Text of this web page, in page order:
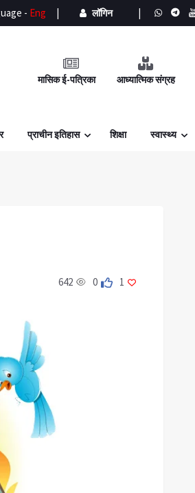
- Eng | लॉगिन |
मासिक ई-पत्रिका आध्यात्मिक संग्रह
प्राचीन इतिहास शिक्षा स्वास्थ्य